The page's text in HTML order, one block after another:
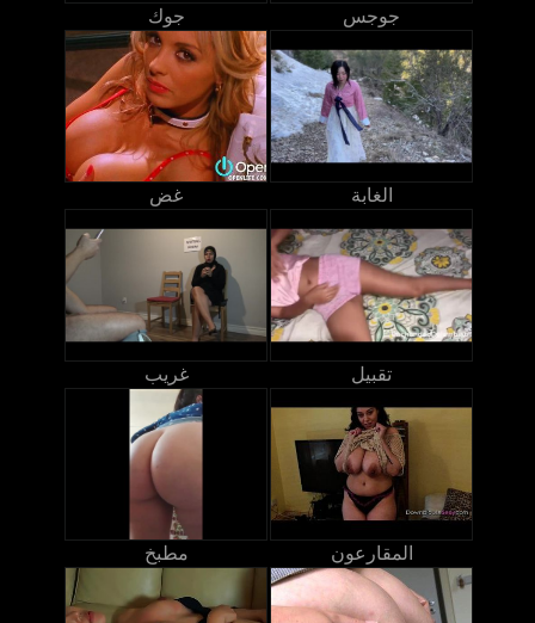
جوك جوجس
غض الغابة
غريب تقبيل
مطبخ المقارعون